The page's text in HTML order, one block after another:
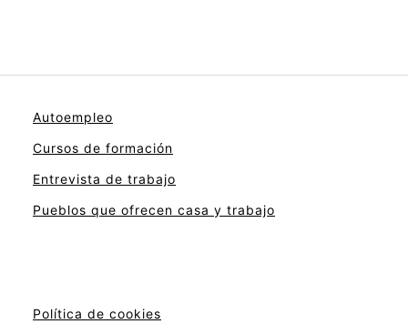
Autoempleo
Cursos de formación
Entrevista de trabajo
Pueblos que ofrecen casa y trabajo
Política de cookies